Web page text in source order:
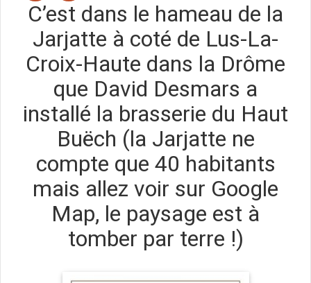
C’est dans le hameau de la
Jarjatte à coté de Lus-La-
Croix-Haute dans la Drôme
que David Desmars a
installé la brasserie du Haut
Buëch (la Jarjatte ne
compte que 40 habitants
mais allez voir sur Google
Map, le paysage est à
tomber par terre !)